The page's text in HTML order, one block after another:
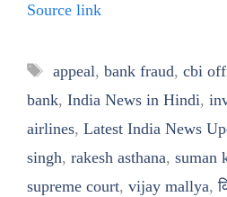
Source link
Tags
appeal, bank fraud, cbi
bank, India News in Hindi,
airlines, Latest India News
singh, rakesh asthana, suman
supreme court, vijay mallya,